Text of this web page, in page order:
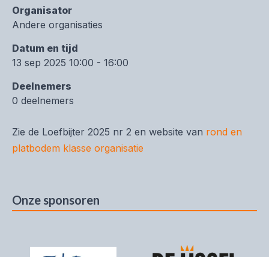
Organisator
Andere organisaties
Datum en tijd
13 sep 2025 10:00 - 16:00
Deelnemers
0 deelnemers
Zie de Loefbijter 2025 nr 2 en website van rond en
platbodem klasse organisatie
Onze sponsoren